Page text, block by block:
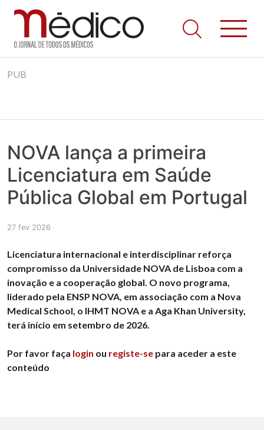
to
Jornal Médico
Médico – O Jornal de Todos os Médicos. Onde as notícias
realmente contam! Tudo o que se passa na Saúde!
PUB
NOVA lança a primeira
Licenciatura em Saúde
Pública Global em Portugal
27 fev 2026
Licenciatura internacional e interdisciplinar reforça
compromisso da Universidade NOVA de Lisboa com a
inovação e a cooperação global. O novo programa,
liderado pela ENSP NOVA, em associação com a Nova
Medical School, o IHMT NOVA e a Aga Khan University,
terá início em setembro de 2026.
Por favor faça login ou registe-se para aceder a este
conteúdo